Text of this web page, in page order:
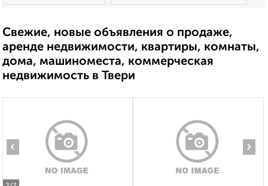
Свежие, новые объявления о продаже,
аренде недвижимости, квартиры, комнаты,
дома, машиноместа, коммерческая
недвижимость в Твери
‹ ›